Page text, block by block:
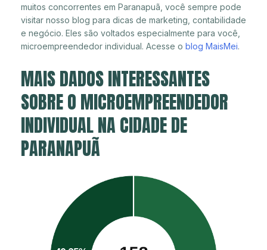
muitos concorrentes em Paranapuã, você sempre pode
visitar nosso blog para dicas de marketing, contabilidade
e negócio. Eles são voltados especialmente para você,
microempreendedor individual. Acesse o blog MaisMei.
MAIS DADOS INTERESSANTES
SOBRE O MICROEMPREENDEDOR
INDIVIDUAL NA CIDADE DE
PARANAPUÃ